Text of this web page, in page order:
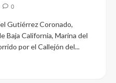
0
Gutiérrez Coronado,
Baja California, Marina del
por el Callejón del...